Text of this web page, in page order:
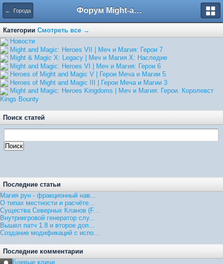
← Города Форум Might-and-Magic.ru
Категории Смотреть все →
Hовости
Might and Magic: Heroes VII | Меч и Магия: Герои 7
Might & Magic X: Legacy | Меч и Магия X: Наследие
Might and Magic: Heroes VI | Меч и Магия: Герои 6
Heroes of Might and Magic V | Герои Меча и Магии 5
Heroes of Might and Magic III | Герои Меча и Магии 3
Might and Magic: Heroes Kingdoms | Меч и Магия: Герои. Королевст
Kings Bounty
Поиск статей
Последние статьи
Магия рун - фракционный нав...
О типах местности и расчёте...
Существа Северных Кланов (F...
Внутриигровой генератор слу...
Вышел патч 1.8 и второе доп...
Создание модификаций с испо...
Последние комментарии
Боевые кличи